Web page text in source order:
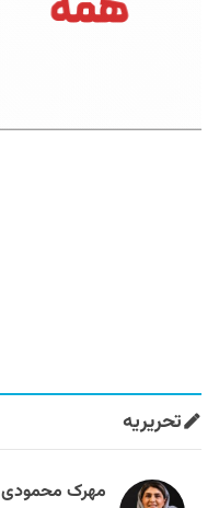
تحریریه
مهرک محمودی